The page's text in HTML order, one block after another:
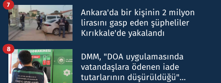
Ankara'da bir kişinin 2 milyon
lirasını gasp eden şüpheliler
Kırıkkale'de yakalandı
7
DMM, "DOA uygulamasında
vatandaşlara ödenen iade
tutarlarının düşürüldüğü"
8